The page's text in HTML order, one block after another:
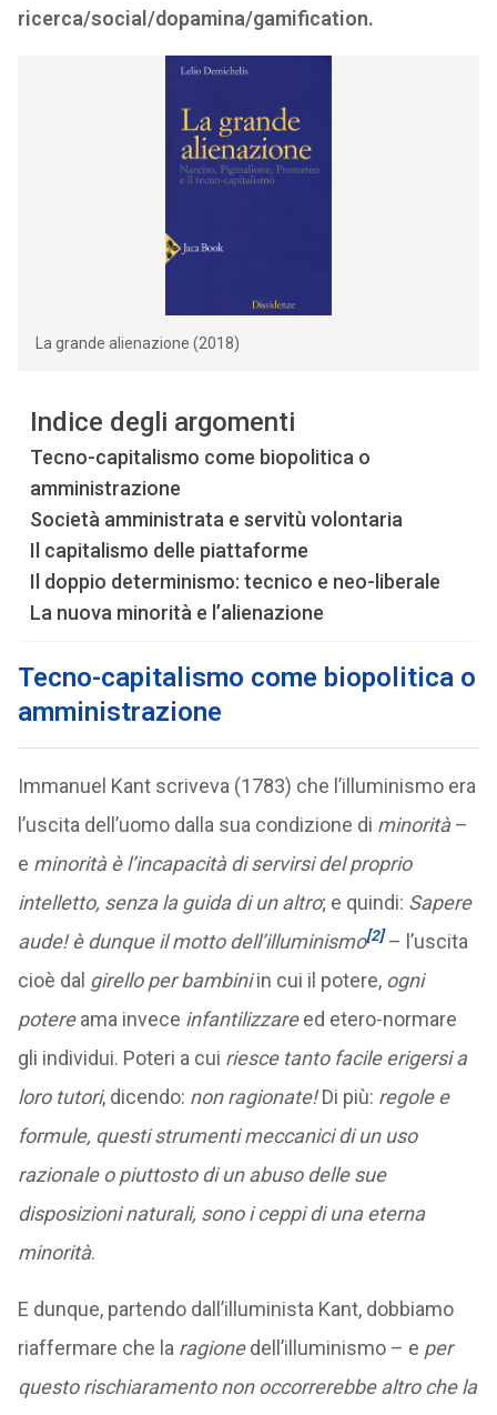
ricerca/social/dopamina/gamification.
La grande alienazione (2018)
Indice degli argomenti
Tecno-capitalismo come biopolitica o
amministrazione
Società amministrata e servitù volontaria
Il capitalismo delle piattaforme
Il doppio determinismo: tecnico e neo-liberale
La nuova minorità e l’alienazione
Tecno-capitalismo come biopolitica o
amministrazione
Immanuel Kant scriveva (1783) che l’illuminismo era
l’uscita dell’uomo dalla sua condizione di minorità–
e minorità è l’incapacità di servirsi del proprio
intelletto, senza la guida di un altro; e quindi: Sapere
aude! è dunque il motto dell’illuminismo[2]– l’uscita
cioè dal girello per bambiniin cui il potere, ogni
potereama invece infantilizzareed etero-normare
gli individui. Poteri a cui riesce tanto facile erigersi a
loro tutori, dicendo: non ragionate!Di più: regole e
formule, questi strumenti meccanici di un uso
razionale o piuttosto di un abuso delle sue
disposizioni naturali, sono i ceppi di una eterna
minorità.
E dunque, partendo dall’illuminista Kant, dobbiamo
riaffermare che la ragionedell’illuminismo – e per
questo rischiaramento non occorrerebbe altro che la